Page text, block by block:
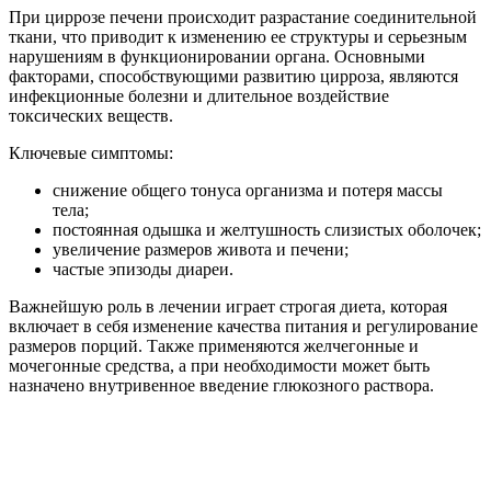
При циррозе печени происходит разрастание соединительной
ткани, что приводит к изменению ее структуры и серьезным
нарушениям в функционировании органа. Основными
факторами, способствующими развитию цирроза, являются
инфекционные болезни и длительное воздействие
токсических веществ.
Ключевые симптомы:
снижение общего тонуса организма и потеря массы
тела;
постоянная одышка и желтушность слизистых оболочек;
увеличение размеров живота и печени;
частые эпизоды диареи.
Важнейшую роль в лечении играет строгая диета, которая
включает в себя изменение качества питания и регулирование
размеров порций. Также применяются желчегонные и
мочегонные средства, а при необходимости может быть
назначено внутривенное введение глюкозного раствора.